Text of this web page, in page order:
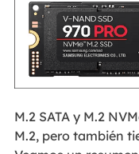
M.2 SATA y M.2
M.2, pero también